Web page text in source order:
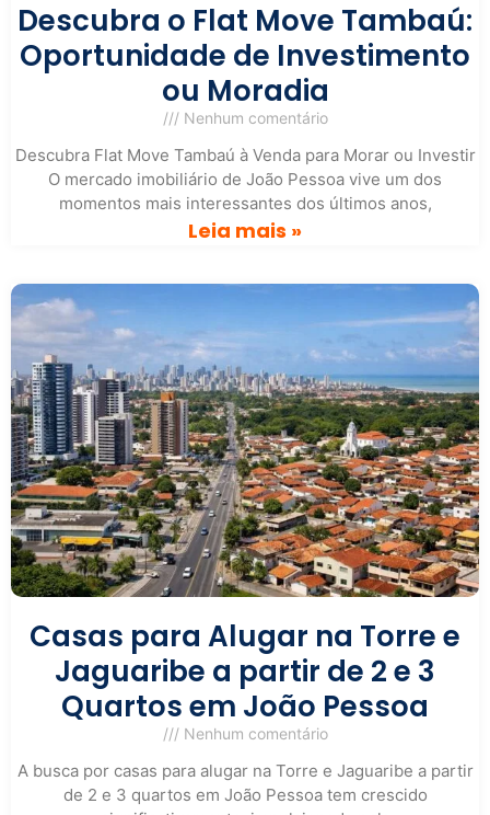
Descubra o Flat Move Tambaú:
Oportunidade de Investimento
ou Moradia
Nenhum comentário
Descubra Flat Move Tambaú à Venda para Morar ou Investir
O mercado imobiliário de João Pessoa vive um dos
momentos mais interessantes dos últimos anos,
Leia mais »
Casas para Alugar na Torre e
Jaguaribe a partir de 2 e 3
Quartos em João Pessoa
Nenhum comentário
A busca por casas para alugar na Torre e Jaguaribe a partir
de 2 e 3 quartos em João Pessoa tem crescido